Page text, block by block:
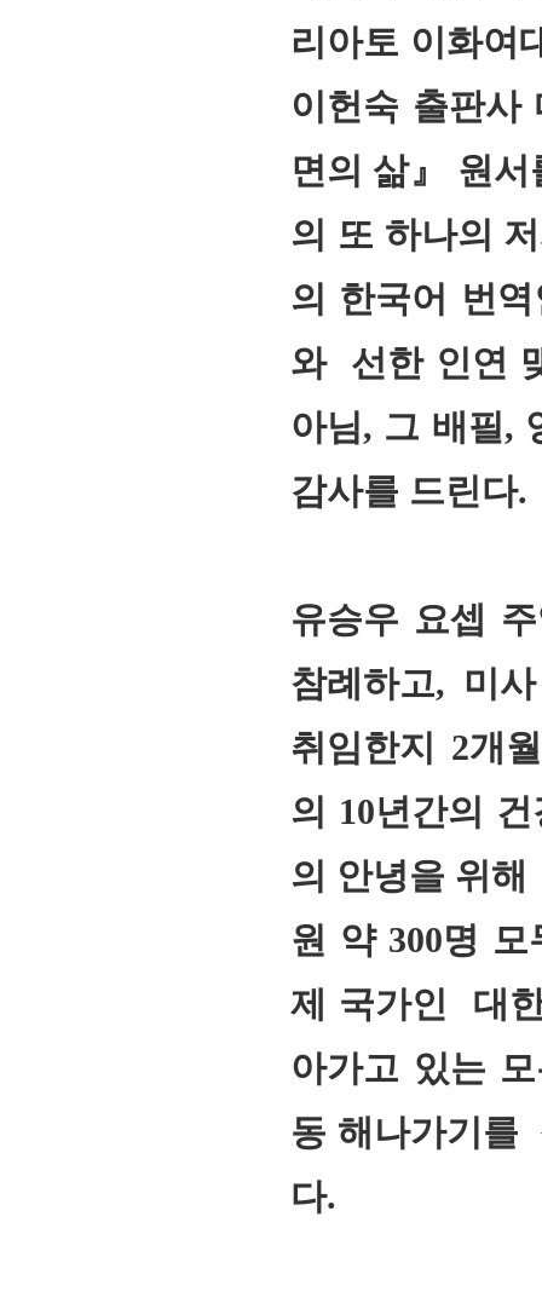
리아토 이화여
이헌숙 출판사
면의 삶』 원
의 또 하나의
의 한국어 번
와 선한 인연
아님, 그 배필,
감사를 드린다.
유승우 요셉
참례하고, 미
취임한지 2개
의 10년간의
의 안녕을 위
원 약 300명 모
제 국가인 대
아가고 있는
동 해나가기를
다.